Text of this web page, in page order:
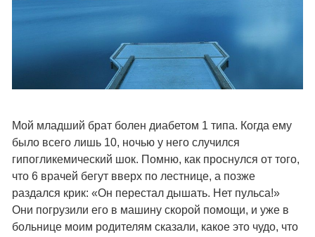
Мой младший брат болен диабетом 1 типа. Когда ему
было всего лишь 10, ночью у него случился
гипогликемический шок. Помню, как проснулся от того,
что 6 врачей бегут вверх по лестнице, а позже
раздался крик: «Он перестал дышать. Нет пульса!»
Они погрузили его в машину скорой помощи, и уже в
больнице моим родителям сказали, какое это чудо, что